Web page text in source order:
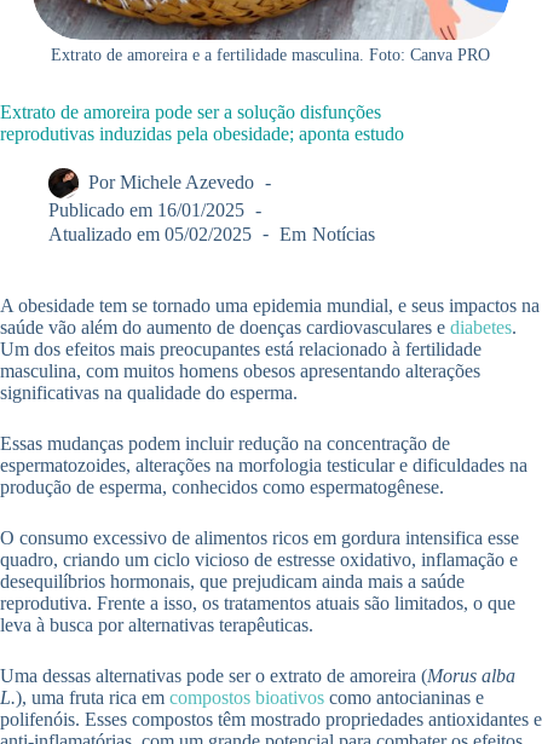
Extrato de amoreira e a fertilidade masculina. Foto: Canva PRO
Extrato de amoreira pode ser a solução disfunções
reprodutivas induzidas pela obesidade; aponta estudo
Por Michele Azevedo
Publicado em 16/01/2025
Atualizado em 05/02/2025 Em Notícias
A obesidade tem se tornado uma epidemia mundial, e seus impactos na
saúde vão além do aumento de doenças cardiovasculares e diabetes.
Um dos efeitos mais preocupantes está relacionado à fertilidade
masculina, com muitos homens obesos apresentando alterações
significativas na qualidade do esperma.
Essas mudanças podem incluir redução na concentração de
espermatozoides, alterações na morfologia testicular e dificuldades na
produção de esperma, conhecidos como espermatogênese.
O consumo excessivo de alimentos ricos em gordura intensifica esse
quadro, criando um ciclo vicioso de estresse oxidativo, inflamação e
desequilíbrios hormonais, que prejudicam ainda mais a saúde
reprodutiva. Frente a isso, os tratamentos atuais são limitados, o que
leva à busca por alternativas terapêuticas.
Uma dessas alternativas pode ser o extrato de amoreira (Morus alba
L.), uma fruta rica em compostos bioativos como antocianinas e
polifenóis. Esses compostos têm mostrado propriedades antioxidantes e